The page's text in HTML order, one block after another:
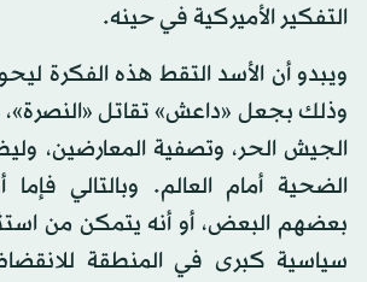
التفكير الأميركية في حينه.
ويبدو أن الأسد التقط هذه الفكرة
وذلك بجعل «داعش» تقاتل
الجيش الحر، وتصفية المعارضين،
الضحية أمام العالم. وبالتالي
بعضهم البعض، أو أنه يتمكن من
سياسية كبرى في المنطقة